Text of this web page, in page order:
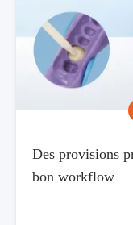
Des provisions
bon workflow